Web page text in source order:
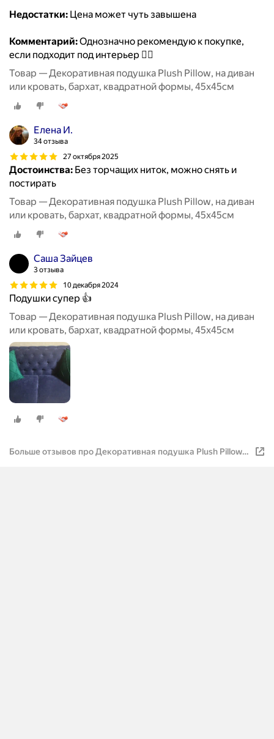
Недостатки: Цена может чуть завышена
Комментарий:Однозначно рекомендую к покупке,
если подходит под интерьер 👍🏻
Товар — Декоративная подушка Plush Pillow, на диван
или кровать, бархат, квадратной формы, 45x45см
Елена И.
34 отзыва
27 октября 2025
Достоинства: Без торчащих ниток, можно снять и
постирать
Товар — Декоративная подушка Plush Pillow, на диван
или кровать, бархат, квадратной формы, 45x45см
Саша Зайцев
3 отзыва
10 декабря 2024
Подушки супер 👍
Товар — Декоративная подушка Plush Pillow, на диван
или кровать, бархат, квадратной формы, 45x45см
Больше отзывов про Декоративная подушка Plush Pillow,